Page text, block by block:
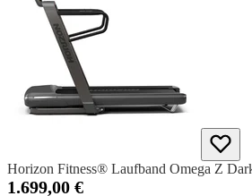
Horizon Fitness® Laufband Omega Z
1.699,00 €